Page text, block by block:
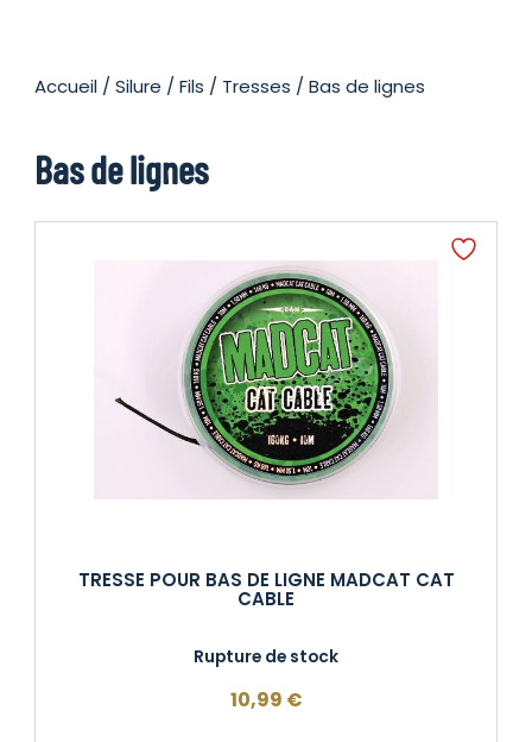
Accueil /Silure /Fils / Tresses / Bas de lignes
Bas de lignes
TRESSE POUR BAS DE LIGNE MADCAT CAT
CABLE
Rupture de stock
10,99 €